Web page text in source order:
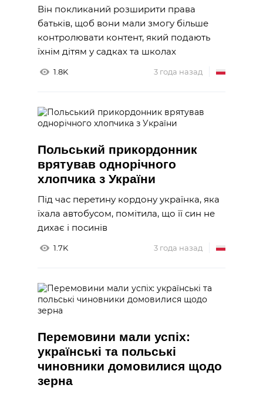
Він покликаний розширити права
батьків, щоб вони мали змогу більше
контролювати контент, який подають
їхнім дітям у садках та школах
1.8K 3 года назад
Польський прикордонник
врятував однорічного
хлопчика з України
Під час перетину кордону українка, яка
їхала автобусом, помітила, що її син не
дихає і посинів
1.7K 3 года назад
Перемовини мали успіх:
українські та польські
чиновники домовилися щодо
зерна